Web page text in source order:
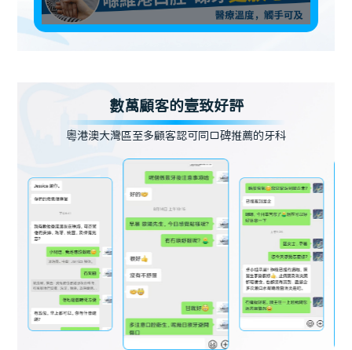
數萬顧客的壹致好評
粵港澳大灣區至多顧客認可同口碑推薦的牙科